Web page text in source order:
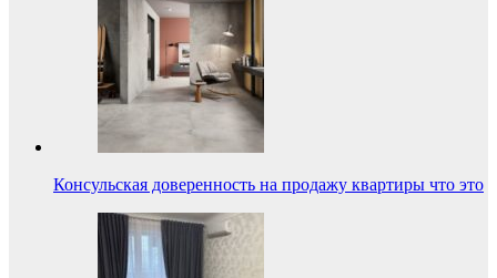
Консульская доверенность на продажу квартиры что это